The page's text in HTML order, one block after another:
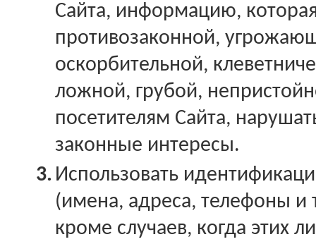
Сайта, информацию,
противозаконной,
оскорбительной,
ложной, грубой,
посетителям Сайта,
законные интересы.
3. Использовать
(имена, адреса, телефоны и
кроме случаев, когда этих